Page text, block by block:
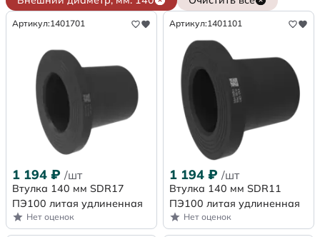
Артикул:1401701
1 194 ₽ /шт
Втулка 140 мм SDR17
ПЭ100 литая удлиненная
Нет оценок
Артикул:1401101
1 194 ₽ /шт
Втулка 140 мм SDR11
ПЭ100 литая удлиненная
Нет оценок